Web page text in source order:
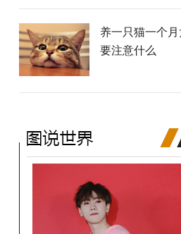
养一只猫一个
要注意什么